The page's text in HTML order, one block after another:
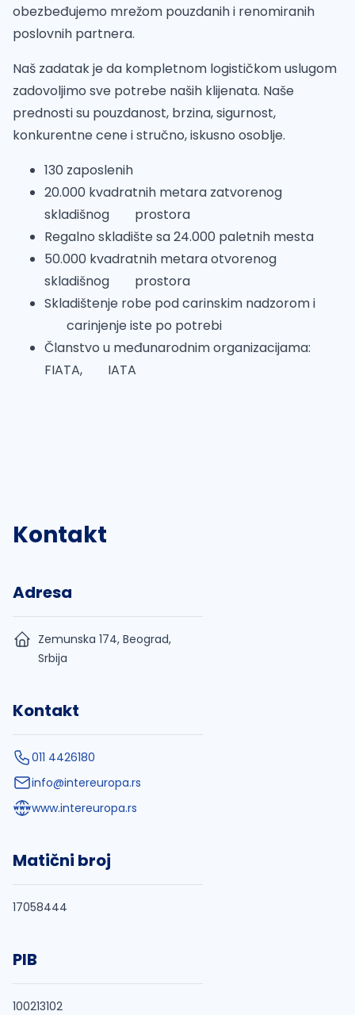
obezbeđujemo mrežom pouzdanih i renomiranih
poslovnih partnera.
Naš zadatak je da kompletnom logističkom uslugom
zadovoljimo sve potrebe naših klijenata. Naše
prednosti su pouzdanost, brzina, sigurnost,
konkurentne cene i stručno, iskusno osoblje.
130 zaposlenih
20.000 kvadratnih metara zatvorenog
skladišnog prostora
Regalno skladište sa 24.000 paletnih mesta
50.000 kvadratnih metara otvorenog
skladišnog prostora
Skladištenje robe pod carinskim nadzorom i
carinjenje iste po potrebi
Članstvo u međunarodnim organizacijama:
FIATA, IATA
Kontakt
Adresa
Zemunska 174, Beograd,
Srbija
Kontakt
011 4426180
info@intereuropa.rs
www.intereuropa.rs
Matični broj
17058444
PIB
100213102